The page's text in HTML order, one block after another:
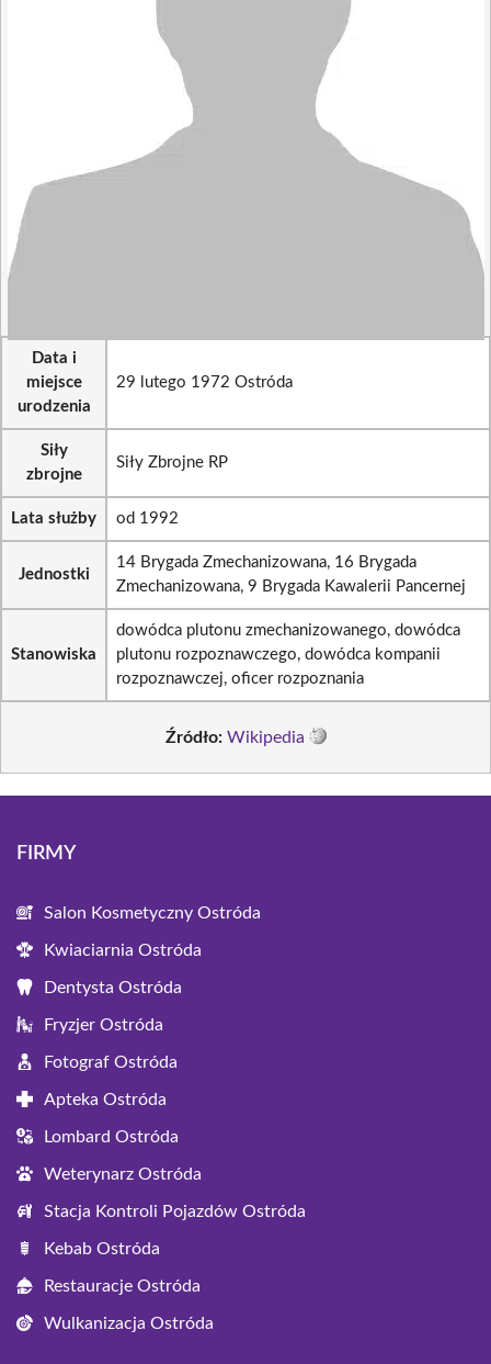
Data i
miejsce
urodzenia
29 lutego 1972 Ostróda
Siły
zbrojne
Siły Zbrojne RP
Lata służby od 1992
Jednostki
14 Brygada Zmechanizowana, 16 Brygada
Zmechanizowana, 9 Brygada Kawalerii Pancernej
Stanowiska
dowódca plutonu zmechanizowanego, dowódca
plutonu rozpoznawczego, dowódca kompanii
rozpoznawczej, oficer rozpoznania
Źródło: Wikipedia
FIRMY
Salon Kosmetyczny Ostróda
Kwiaciarnia Ostróda
Dentysta Ostróda
Fryzjer Ostróda
Fotograf Ostróda
Apteka Ostróda
Lombard Ostróda
Weterynarz Ostróda
Stacja Kontroli Pojazdów Ostróda
Kebab Ostróda
Restauracje Ostróda
Wulkanizacja Ostróda